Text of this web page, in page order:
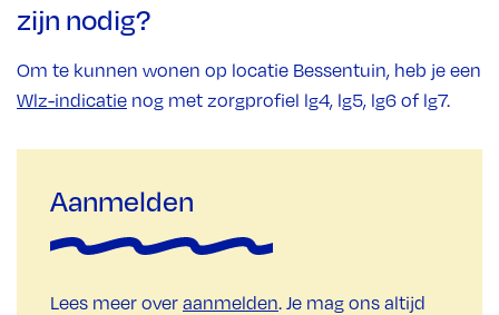
zijn nodig?
Om te kunnen wonen op locatie Bessentuin, heb je een
Wlz-indicatie nog met zorgprofiel lg4, lg5, lg6 of lg7.
Aanmelden
Lees meer over aanmelden. Je mag ons altijd